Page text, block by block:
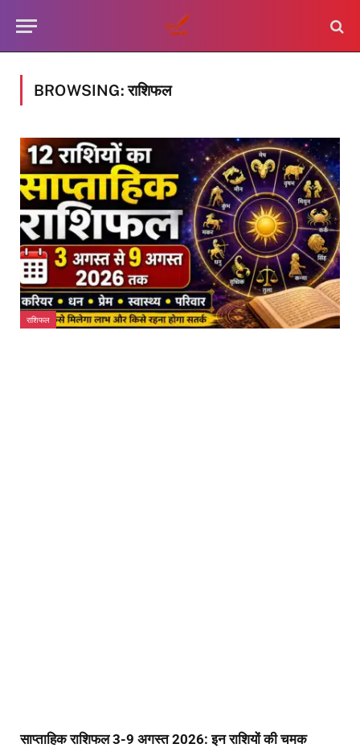
BROWSING:राशिफल
राशिफल
साप्ताहिक राशिफल 3-9 अगस्त 2026: इन राशियों की चमक